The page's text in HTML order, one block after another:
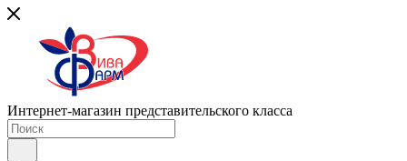
Интернет-магазин представительского класса